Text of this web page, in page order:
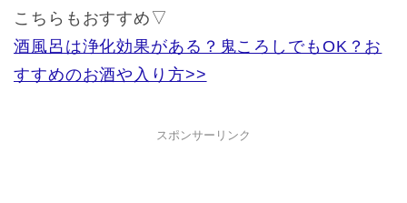
こちらもおすすめ▽
酒風呂は浄化効果がある？鬼ころしでもOK？お
すすめのお酒や入り方>>
スポンサーリンク